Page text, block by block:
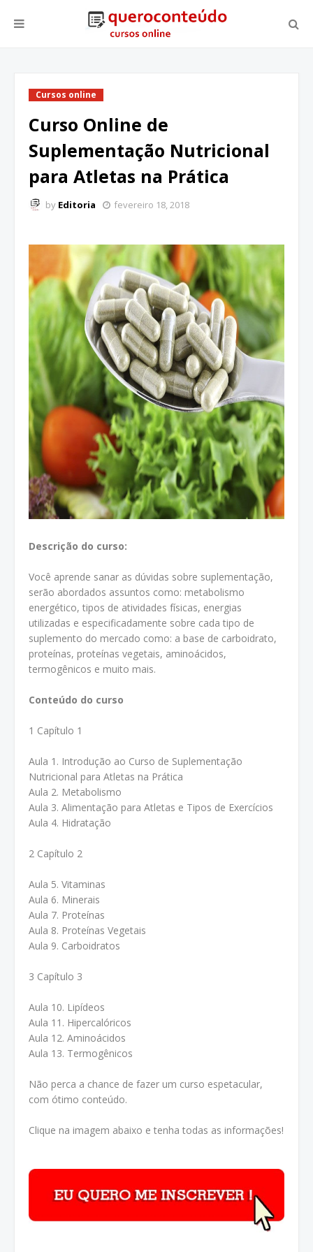
Cursos online
Curso Online de
Suplementação Nutricional
para Atletas na Prática
by Editoria fevereiro 18, 2018
Descrição do curso:
Você aprende sanar as dúvidas sobre suplementação,
serão abordados assuntos como: metabolismo
energético, tipos de atividades físicas, energias
utilizadas e especificadamente sobre cada tipo de
suplemento do mercado como: a base de carboidrato,
proteínas, proteínas vegetais, aminoácidos,
termogênicos e muito mais.
Conteúdo do curso
1 Capítulo 1
Aula 1. Introdução ao Curso de Suplementação
Nutricional para Atletas na Prática
Aula 2. Metabolismo
Aula 3. Alimentação para Atletas e Tipos de Exercícios
Aula 4. Hidratação
2 Capítulo 2
Aula 5. Vitaminas
Aula 6. Minerais
Aula 7. Proteínas
Aula 8. Proteínas Vegetais
Aula 9. Carboidratos
3 Capítulo 3
Aula 10. Lipídeos
Aula 11. Hipercalóricos
Aula 12. Aminoácidos
Aula 13. Termogênicos
Não perca a chance de fazer um curso espetacular,
com ótimo conteúdo.
Clique na imagem abaixo e tenha todas as informações!